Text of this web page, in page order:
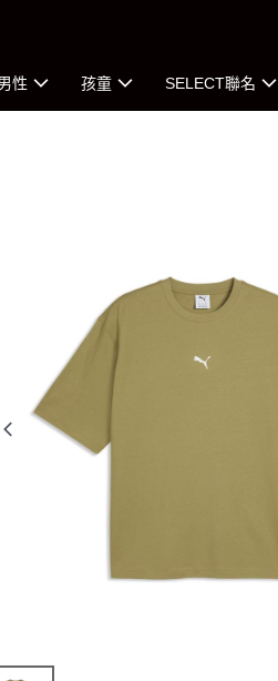
性 孩童 SELECT聯名